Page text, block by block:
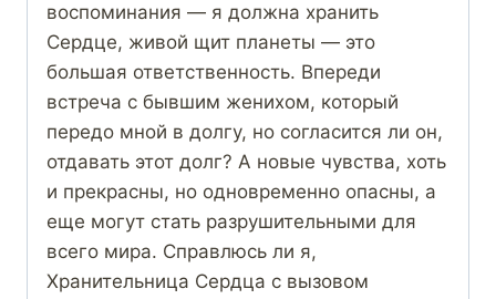
воспоминания — я должна хранить
Сердце, живой щит планеты — это
большая ответственность. Впереди
встреча с бывшим женихом, который
передо мной в долгу, но согласится ли он,
отдавать этот долг? А новые чувства, хоть
и прекрасны, но одновременно опасны, а
еще могут стать разрушительными для
всего мира. Справлюсь ли я,
Хранительница Сердца с вызовом